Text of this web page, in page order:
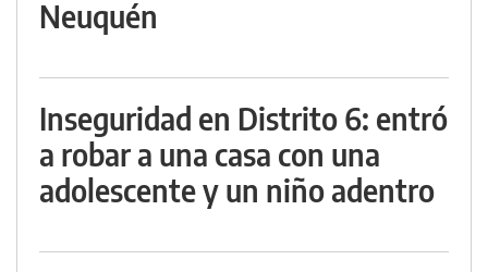
Neuquén
Inseguridad en Distrito 6: entró
a robar a una casa con una
adolescente y un niño adentro